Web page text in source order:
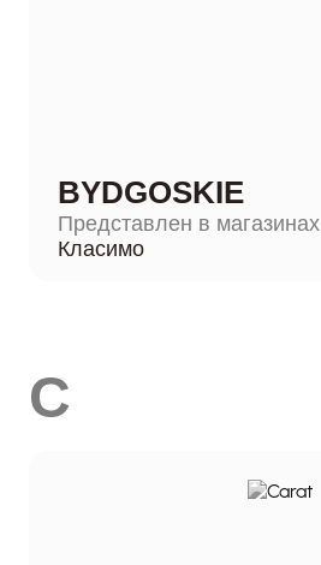
BYDGOSKIE
Представлен в магазинах
Класимо
C